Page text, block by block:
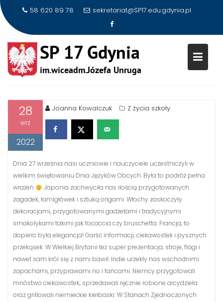
content
58 620 89 78 sekretariat@SP17.edu.gdynia.pl
DZIEŃ JĘZYKÓW OBCYCH W
NASZEJ SZKOLE
28
wrz
2022
Joanna Kowalczuk Z życia szkoły
Dnia 27 września nasi uczniowie i nauczyciele uczestniczyli w
wielkim świętowaniu Dnia Języków Obcych. Była to podróż pełna
wrażeń
Japonia zachwyciła nas ilością przygotowanych
zagadek, łamigłówek i sztuką origami. Włochy zaskoczyły
dekoracjami, przygotowanymi gadżetami i tradycyjnymi
smakołykami takimi jak focaccia czy bruschetta. Francja, to
dopiero była elegancja! Garść informacji, ciekawostek i pysznych
przekąsek. W Wielkiej Brytanii też super prezentacja, stroje, flagi i
nawet sam król się z nami bawił. Indie urzekły nas wschodnimi
zapachami, przyprawami no i tańcami. Niemcy przygotowali
mnóstwo ciekawostek, sprzedawali ręcznie robione arcydzieła
oraz grillowali niemieckie kiełbaski. W Stanach Zjednoczonych